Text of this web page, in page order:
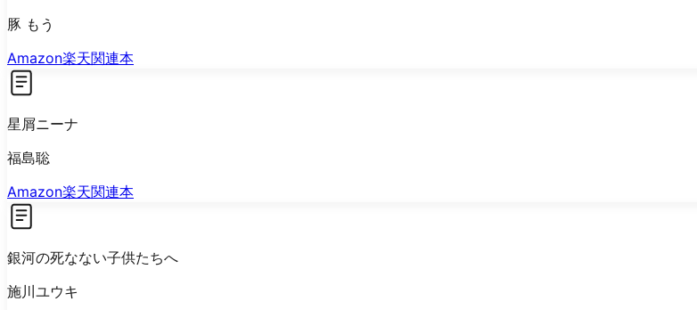
豚 もう
Amazon楽天関連本
星屑ニーナ
福島聡
Amazon楽天関連本
銀河の死なない子供たちへ
施川ユウキ